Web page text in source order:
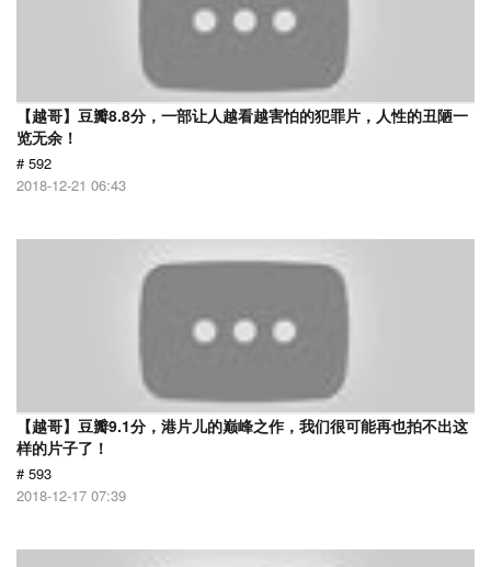
【越哥】豆瓣8.8分，一部让人越看越害怕的犯罪片，人性的丑陋一
览无余！
# 592
2018-12-21 06:43
【越哥】豆瓣9.1分，港片儿的巅峰之作，我们很可能再也拍不出这
样的片子了！
# 593
2018-12-17 07:39